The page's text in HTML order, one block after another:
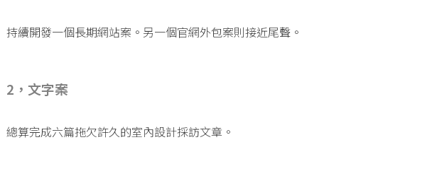
持續開發一個長期網站案。另一個官網外包案則接近尾聲。
2，文字案
總算完成六篇拖欠許久的室內設計採訪文章。